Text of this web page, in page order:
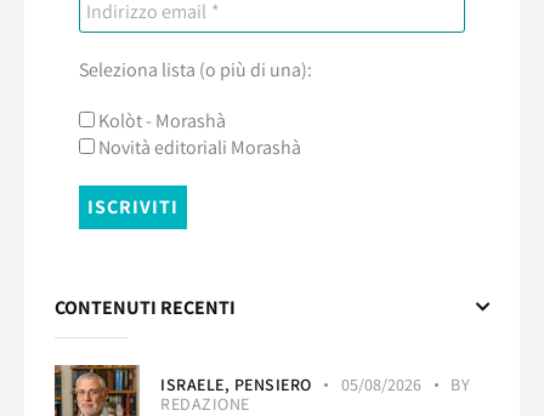
Seleziona lista (o più di una):
Kolòt - Morashà
Novità editoriali Morashà
CONTENUTI RECENTI
ISRAELE, PENSIERO 05/08/2026
BY
REDAZIONE